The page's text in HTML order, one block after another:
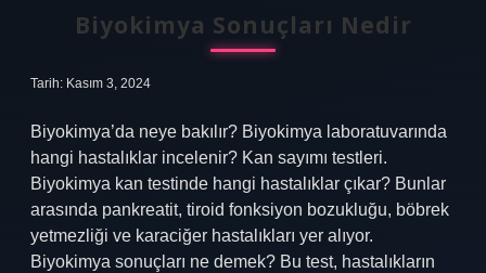
Biyokimya Sonuçları Nedir
Tarih: Kasım 3, 2024
Biyokimya’da neye bakılır? Biyokimya laboratuvarında
hangi hastalıklar incelenir? Kan sayımı testleri.
Biyokimya kan testinde hangi hastalıklar çıkar? Bunlar
arasında pankreatit, tiroid fonksiyon bozukluğu, böbrek
yetmezliği ve karaciğer hastalıkları yer alıyor.
Biyokimya sonuçları ne demek? Bu test, hastalıkların